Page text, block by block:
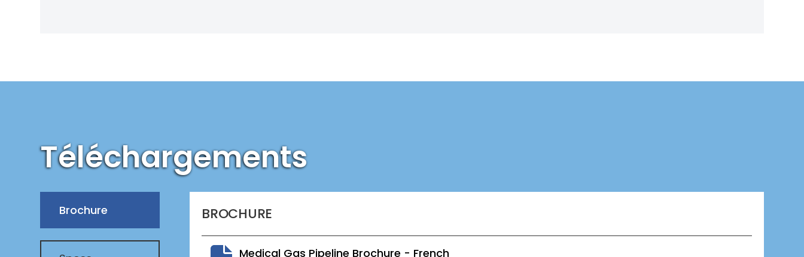
Téléchargements
Brochure BROCHURE
Medical Gas Pipeline Brochure - French